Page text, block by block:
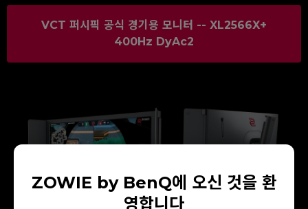
ZOWIE by BenQ에 오신 것을 환
영합니다
VCT 퍼시픽 공식 경기용 모니터 -- XL2566X+
400Hz DyAc2